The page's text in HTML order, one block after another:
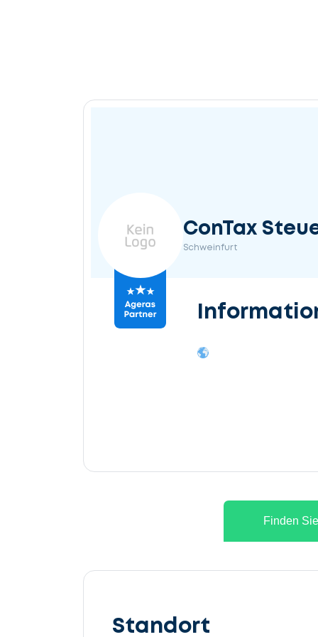
ConTax
Schweinfurt
Finden
Standort
Lassen